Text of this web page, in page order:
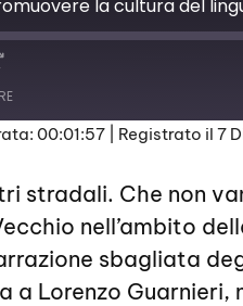
00:01:57 Registrato il 7
stradali. Che non
nell’ambito
sbagliata
a Lorenzo Guarnieri,